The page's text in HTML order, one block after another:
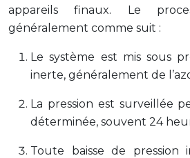
appareils finaux. Le
généralement comme suit :
Le système est mis sous
inerte, généralement de
La pression est surveillée
déterminée, souvent 24
Toute baisse de pression